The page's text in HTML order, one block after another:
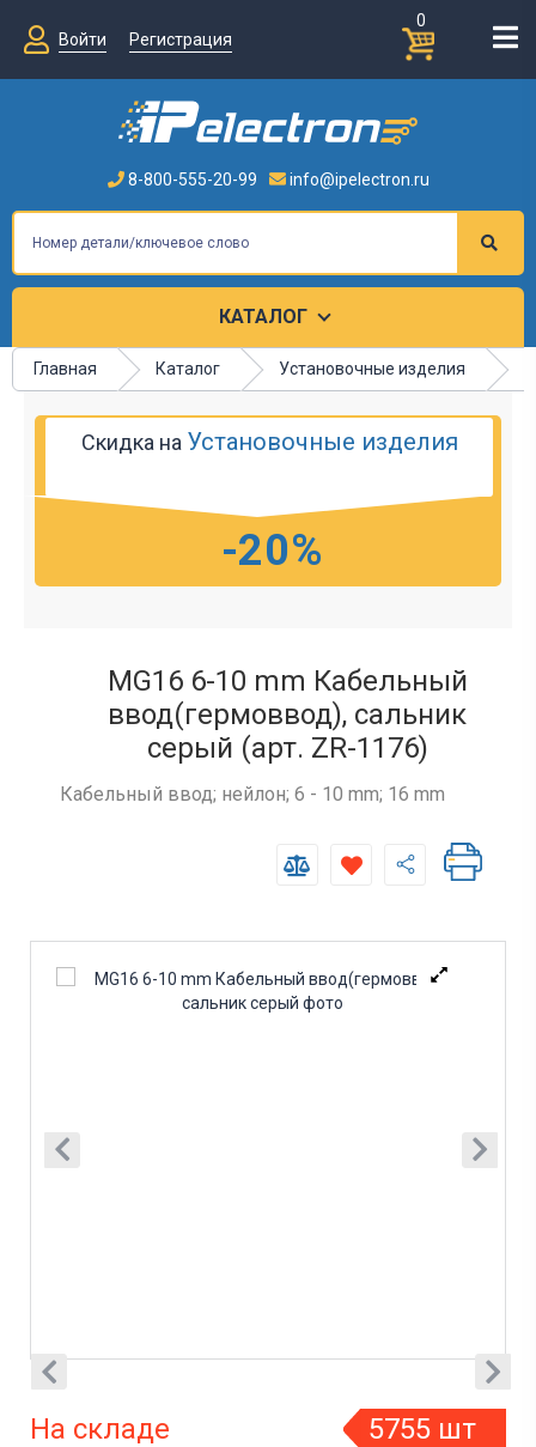
0
Войти
Регистрация
8-800-555-20-99 info@ipelectron.ru
КАТАЛОГ
Главная Каталог Установочные изделия
Скидка на Установочные изделия
-20%
MG16 6-10 mm Кабельный
ввод(гермоввод), сальник
серый (арт. ZR-1176)
Кабельный ввод; нейлон; 6 - 10 mm; 16 mm
На складе 5755 шт